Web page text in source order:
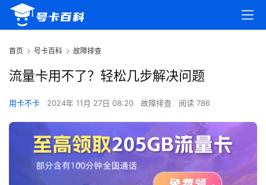
首页 号卡百科 故障排查
流量卡用不了？轻松几步解决问题
用卡不卡 2024年 11月 27日 08:20 故障排查 阅读 786